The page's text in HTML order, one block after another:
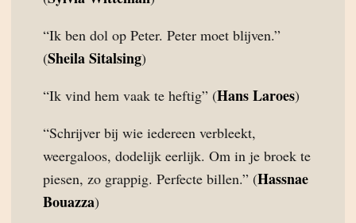
“Ik ben dol op Peter. Peter moet blijven.”
(Sheila Sitalsing)
“Ik vind hem vaak te heftig” (Hans Laroes)
“Schrijver bij wie iedereen verbleekt,
weergaloos, dodelijk eerlijk. Om in je broek te
piesen, zo grappig. Perfecte billen.” (Hassnae
Bouazza)